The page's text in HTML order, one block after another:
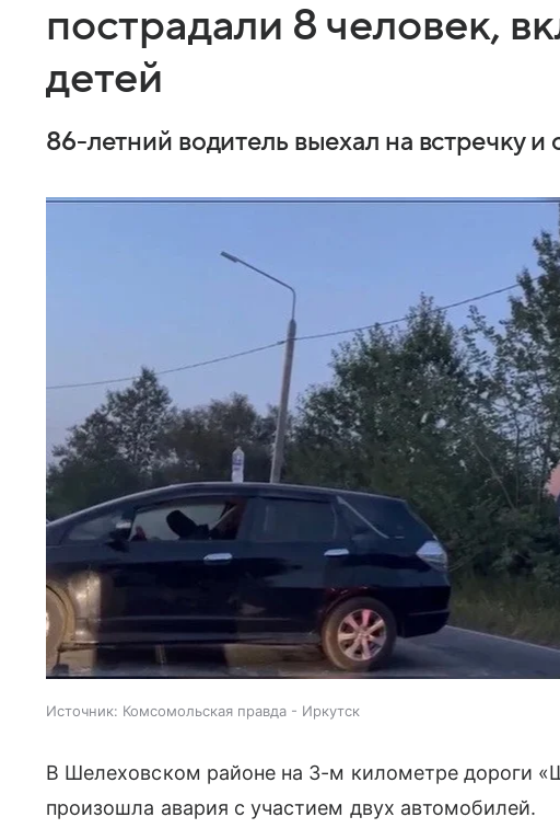
пострадали 8 человек,
детей
86-летний водитель выехал на встречку и
Источник: Комсомольская правда - Иркутск
В Шелеховском районе на 3-м километре дороги
произошла авария с участием двух автомобилей.